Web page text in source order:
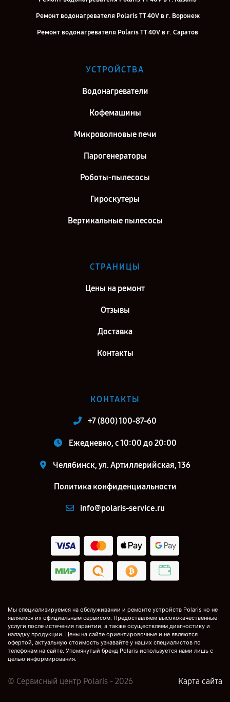
Ремонт водонагревателя Polaris TT 40V в г. Воронеж
Ремонт водонагревателя Polaris TT 40V в г. Саратов
Ремонт водонагревателя Polaris TT 40V в г. Киров
Ремонт водонагревателя Polaris TT 40V в г. Санкт-Петербург
УСТРОЙСТВА
Водонагреватели
Кофемашины
Микроволновые печи
Парогенераторы
Роботы-пылесосы
Гироскутеры
Вертикальные пылесосы
СТРАНИЦЫ
Цены на ремонт
Отзывы
Доставка
Контакты
КОНТАКТЫ
+7 (800) 100-87-60
Ежедневно, с 10:00 до 20:00
Челябинск, ул. Артиллерийская, 136
Политика конфиденциальности
info@polaris-service.ru
Мы специализируемся на обслуживании и ремонте устройств Polaris но не
являемся их официальным сервисом. Предоставляем высококачественные
услуги после истечения гарантии, а также осуществляем диагностику и
наладку продукции. Цены на сайте ориентировочные и не являются
офертой, актуальную стоимость узнавайте у наших специалистов по
телефонам на сайте. Упомянутый бренд Polaris используется нами лишь с
целью информирования.
© Сервисный центр Polaris - 2026 Карта сайта